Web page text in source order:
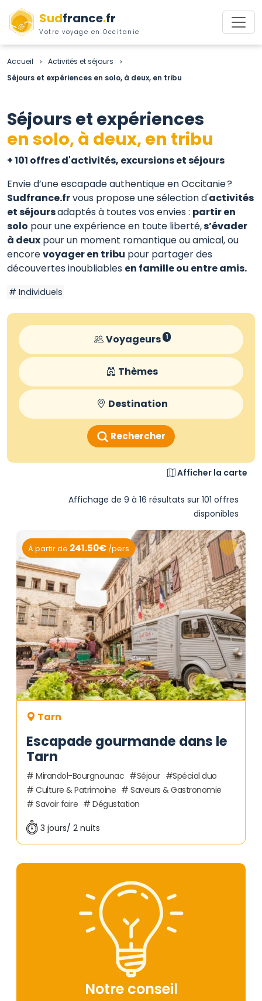
Sudfrance.fr
Votre voyage en Occitanie
Accueil > Activités et séjours >
Séjours et expériences en solo, à deux, en tribu
Séjours et expériences
en solo, à deux, en tribu
+ 101 offres d'activités, excursions et séjours
Envie d’une escapade authentique en Occitanie ?
Sudfrance.frvous propose une sélection d'activités
et séjoursadaptés à toutes vos envies : partir en
solo pour une expérience en toute liberté,s’évader
à deux pour un moment romantique ou amical, ou
encorevoyager en tribu pour partager des
découvertes inoubliables en famille ou entre amis.
Individuels
Voyageurs 1
Thèmes
Destination
Rechercher
Afficher la carte
Affichage de 9 à 16 résultats sur 101 offres
disponibles
Escapade gourmande dans le
Tarn
Tarn
À partir de 241.50€ /pers
Mirandol-Bourgnounac Séjour
Spécial duo
Culture & Patrimoine
Saveurs & Gastronomie
Savoir faire
Dégustation
3 jours/ 2 nuits
Notre conseil